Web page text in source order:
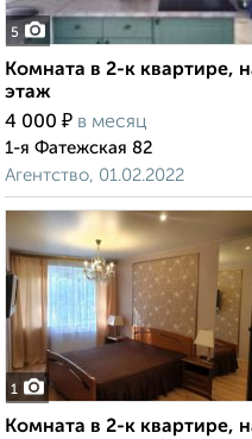
5
Комната в 2-к квартире,
этаж
4 000 ₽ в месяц
1-я Фатежская 82
Агентство, 01.02.2022
1
Комната в 2-к квартире,